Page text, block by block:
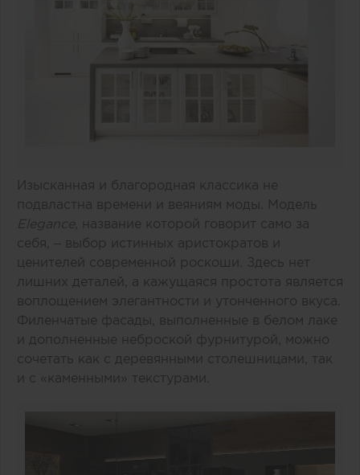
Изысканная и благородная классика не
подвластна времени и веяниям моды. Модель
Elegance
название которой говорит само за
себя, – выбор истинных аристократов и
ценителей современной роскоши. Здесь нет
лишних деталей, а кажущаяся простота является
воплощением элегантности и утонченного вкуса.
Филенчатые фасады, выполненные в белом лаке
и дополненные неброской фурнитурой, можно
сочетать как с деревянными столешницами, так
и с «каменными» текстурами.